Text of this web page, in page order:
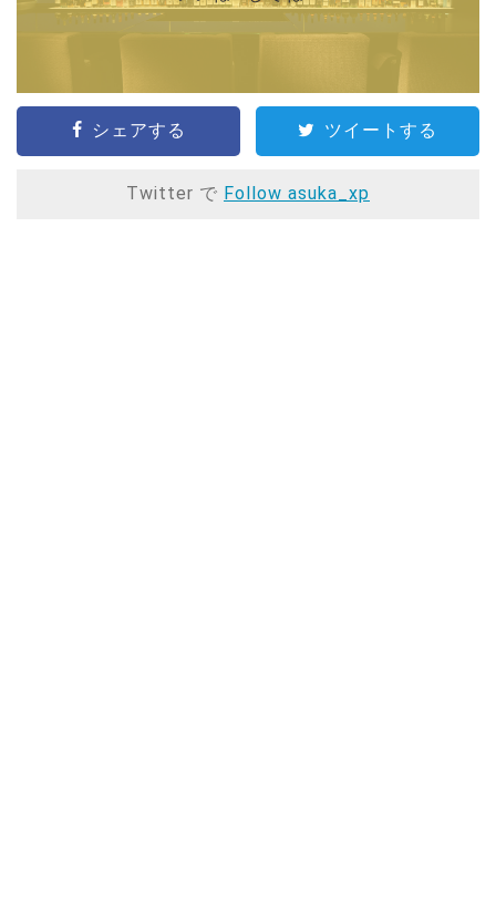
シェアする ツイートする
Twitter で Follow asuka_xp